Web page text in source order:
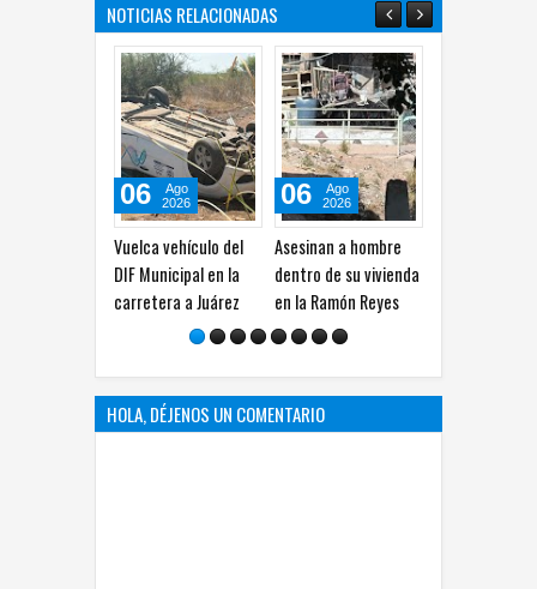
NOTICIAS RELACIONADAS
Vuelca vehículo del
DIF Municipal en la
carretera a Juárez
Ago
2026
Asesinan a hombre
dentro de su vivienda
en la Ramón Reyes
06
Ago
2026
Incendio consume
vivienda de madera
en la Proletaria
06
HOLA, DÉJENOS UN COMENTARIO